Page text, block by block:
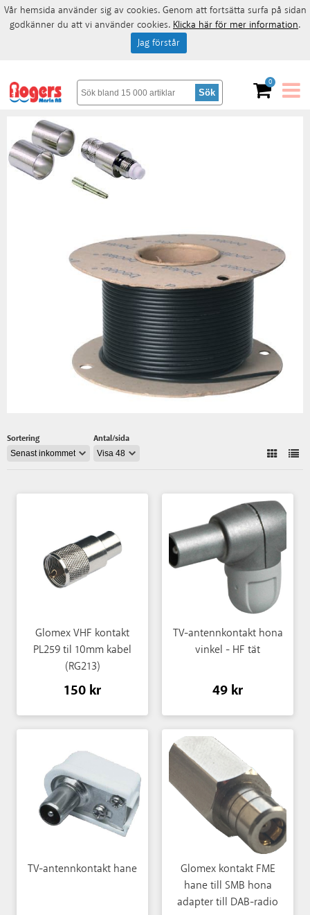
0
Sortering Antal/sida
Glomex VHF kontakt
PL259 til 10mm kabel
(RG213)
150 kr
TV-antennkontakt hona
vinkel - HF tät
49 kr
TV-antennkontakt hane
Glomex kontakt FME
hane till SMB hona
adapter till DAB-radio
Vår hemsida använder sig av cookies. Genom att fortsätta surfa på sidan
godkänner du att vi använder cookies. Klicka här för mer information.
Jag förstår